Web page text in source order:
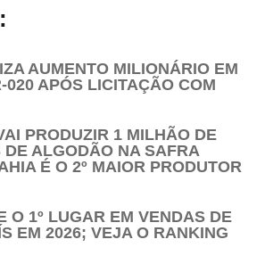
AUMENTO MILIONÁRIO EM
020 APÓS LICITAÇÃO COM
PRODUZIR 1 MILHÃO DE
ALGODÃO NA SAFRA
É O 2º MAIOR PRODUTOR
O 1º LUGAR EM VENDAS DE
EM 2026; VEJA O RANKING